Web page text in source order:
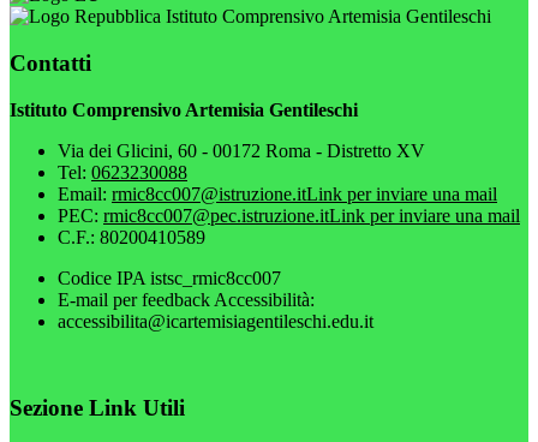
Istituto Comprensivo Artemisia Gentileschi
Contatti
Istituto Comprensivo Artemisia Gentileschi
Via dei Glicini, 60 - 00172 Roma - Distretto XV
Tel: 0623230088
Email: rmic8cc007@istruzione.itLink per inviare una mail
PEC: rmic8cc007@pec.istruzione.itLink per inviare una mail
C.F.: 80200410589
Codice IPA istsc_rmic8cc007
E-mail per feedback Accessibilità:
accessibilita@icartemisiagentileschi.edu.it
Sezione Link Utili